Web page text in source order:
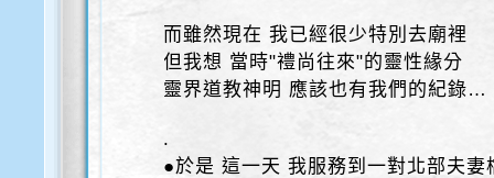
而雖然現在 我已經很少特別去廟裡
但我想 當時"禮尚往來"的靈性緣分
靈界道教神明 應該也有我們的紀錄…
.
●於是 這一天 我服務到一對北部夫妻